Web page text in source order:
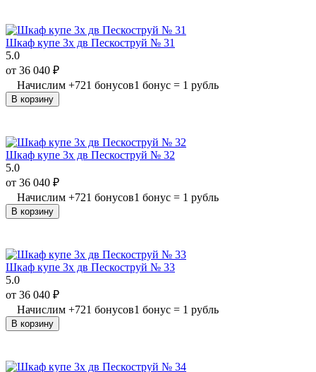
Шкаф купе 3х дв Пескоструй № 31
5.0
от 36 040 ₽
Начислим +721 бонусов1 бонус = 1 рубль
В корзину
Шкаф купе 3х дв Пескоструй № 32
5.0
от 36 040 ₽
Начислим +721 бонусов1 бонус = 1 рубль
В корзину
Шкаф купе 3х дв Пескоструй № 33
5.0
от 36 040 ₽
Начислим +721 бонусов1 бонус = 1 рубль
В корзину